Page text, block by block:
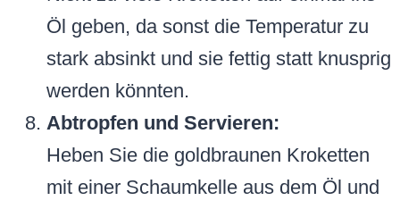
Öl geben, da sonst die Temperatur zu
stark absinkt und sie fettig statt knusprig
werden könnten.
Abtropfen und Servieren:
Heben Sie die goldbraunen Kroketten
mit einer Schaumkelle aus dem Öl und